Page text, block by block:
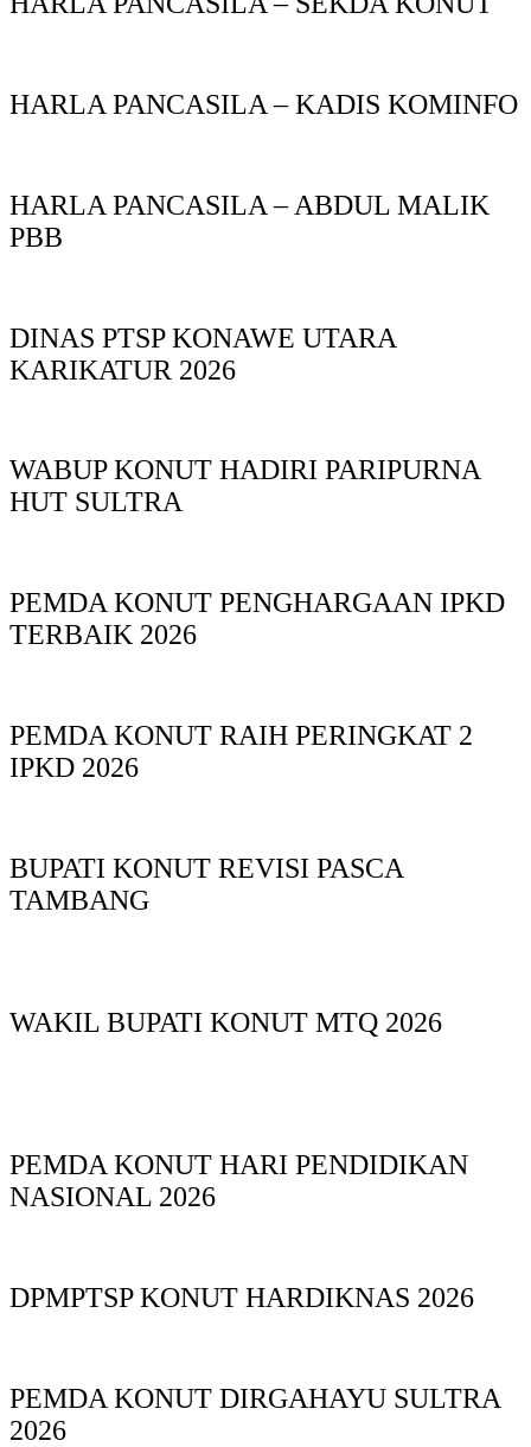
HARLA PANCASILA – KADIS KOMINFO
HARLA PANCASILA – ABDUL MALIK
PBB
DINAS PTSP KONAWE UTARA
KARIKATUR 2026
WABUP KONUT HADIRI PARIPURNA
HUT SULTRA
PEMDA KONUT PENGHARGAAN IPKD
TERBAIK 2026
PEMDA KONUT RAIH PERINGKAT 2
IPKD 2026
BUPATI KONUT REVISI PASCA
TAMBANG
WAKIL BUPATI KONUT MTQ 2026
PEMDA KONUT HARI PENDIDIKAN
NASIONAL 2026
DPMPTSP KONUT HARDIKNAS 2026
PEMDA KONUT DIRGAHAYU SULTRA
2026